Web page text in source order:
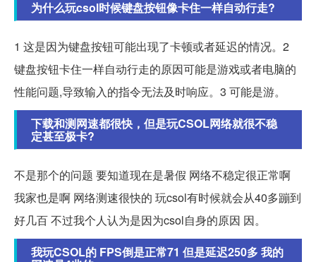
为什么玩csol时候键盘按钮像卡住一样自动行走?
1 这是因为键盘按钮可能出现了卡顿或者延迟的情况。2
键盘按钮卡住一样自动行走的原因可能是游戏或者电脑的
性能问题,导致输入的指令无法及时响应。3 可能是游。
下载和测网速都很快，但是玩CSOL网络就很不稳
定甚至极卡?
不是那个的问题 要知道现在是暑假 网络不稳定很正常啊
我家也是啊 网络测速很快的 玩csol有时候就会从40多蹦到
好几百 不过我个人认为是因为csol自身的原因 因。
我玩CSOL的 FPS倒是正常71 但是延迟250多 我的